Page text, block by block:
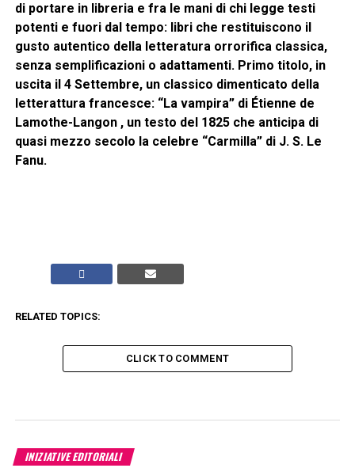
di portare in libreria e fra le mani di chi legge testi
potenti e fuori dal tempo: libri che restituiscono il
gusto autentico della letteratura orrorifica classica,
senza semplificazioni o adattamenti. Primo titolo, in
uscita il 4 Settembre, un classico dimenticato della
letterattura francesce: “La vampira” di Étienne de
Lamothe-Langon, un testo del 1825 che anticipa di
quasi mezzo secolo la celebre “Carmilla” di J. S. Le
Fanu.
RELATED TOPICS:
CLICK TO COMMENT
INIZIATIVE EDITORIALI